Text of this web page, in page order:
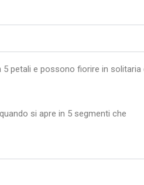
petali e possono fiorire in solitaria
si apre in 5 segmenti che